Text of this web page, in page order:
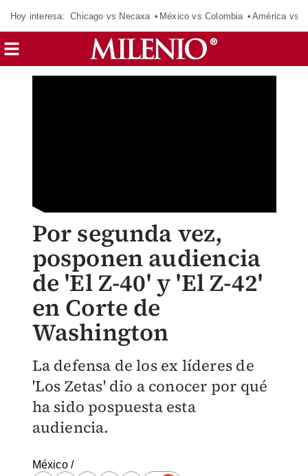
Hoy interesa: Chicago vs Necaxa México vs Colombia América vs
Por segunda vez,
posponen audiencia
de 'El Z-40' y 'El Z-42'
en Corte de
Washington
La defensa de los ex líderes de
'Los Zetas' dio a conocer por qué
ha sido pospuesta esta
audiencia.
México/